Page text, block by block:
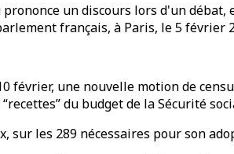
un discours lors d'un
français, à Paris, le 5 février
février, une nouvelle motion de
du budget de la Sécurité
sur les 289 nécessaires pour son